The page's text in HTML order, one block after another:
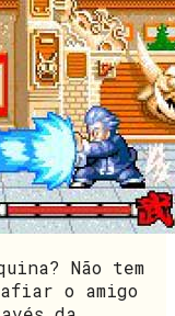
Não tem
o amigo